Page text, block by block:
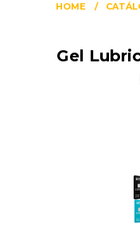
HOME
Gel